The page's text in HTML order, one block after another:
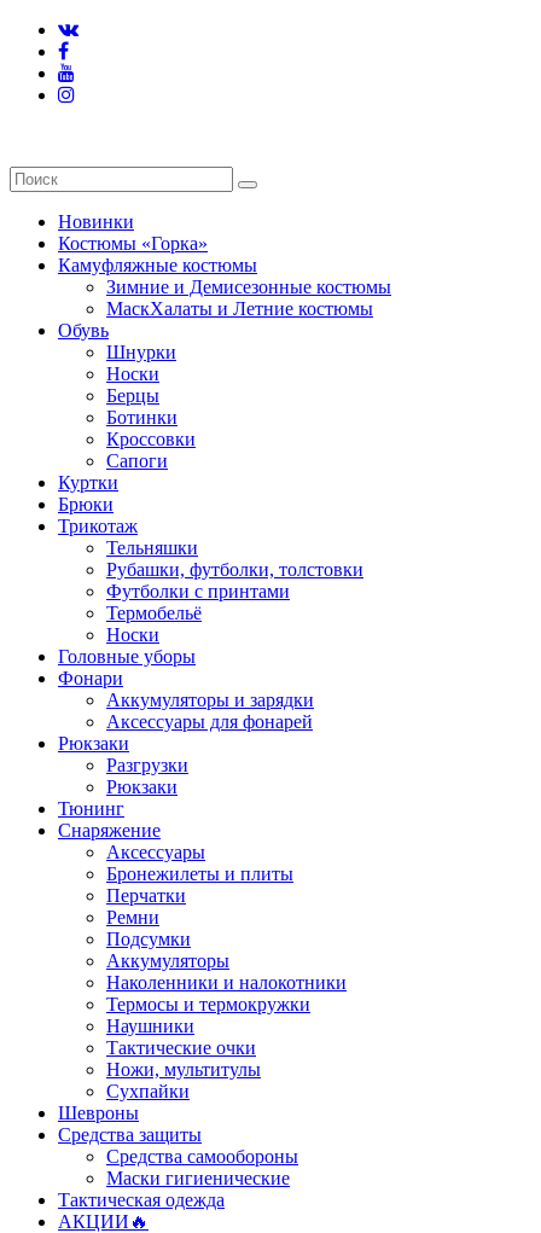
Новинки
Костюмы «Горка»
Камуфляжные костюмы
Зимние и Демисезонные костюмы
МаскХалаты и Летние костюмы
Обувь
Шнурки
Носки
Берцы
Ботинки
Кроссовки
Сапоги
Куртки
Брюки
Трикотаж
Тельняшки
Рубашки, футболки, толстовки
Футболки с принтами
Термобельё
Носки
Головные уборы
Фонари
Аккумуляторы и зарядки
Аксессуары для фонарей
Рюкзаки
Разгрузки
Рюкзаки
Тюнинг
Снаряжение
Аксессуары
Бронежилеты и плиты
Перчатки
Ремни
Подсумки
Аккумуляторы
Наколенники и налокотники
Термосы и термокружки
Наушники
Тактические очки
Ножи, мультитулы
Сухпайки
Шевроны
Средства защиты
Средства самообороны
Маски гигиенические
Тактическая одежда
АКЦИИ🔥